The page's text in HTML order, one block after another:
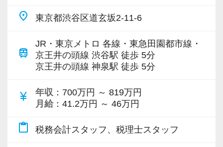
当も充実。
る「合格手当」など、当社ならではの制度を設
けているので、ぜひ活用してください。
consulting.com/recruit/environment/benefits）
す】
ちしています！
【こんな方を求めています】
・情熱を持って仕事ができ、途中で諦めない人
・責任感を持って仕事に取り組める人
・積極性と向上心を持ち合わせている人
・若手を引っ張っていくリーダーになれる人
【ITシステム完備で効率よく業務をこなせま
です。
参加は自由ですが、仕事にも人との関わりにも
前向きなカルチャーを大切にしています。
ただ緩いだけではなく、一人ひとりが責任を持
ち、率直に意見を出し合える——「強いから、
求めているのは、すでにAIを使いこなしている
人だけではありません。
place 東京都渋谷区道玄坂2-11-6
train
JR・東京メトロ 各線・東急田園都市線・
京王井の頭線 渋谷駅 徒歩 5分
京王井の頭線 神泉駅 徒歩 5分
currency_yen 年収 ：700万円 ～ 819万円
月給 ：41.2万円 ～ 46万円
content_paste 税務会計スタッフ、税理士スタッフ